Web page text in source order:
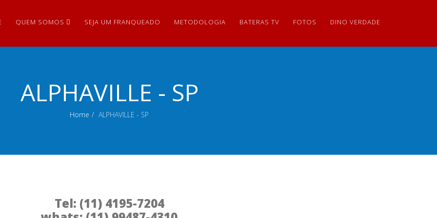
QUEM SOMOS SEJA UM FRANQUEADO METODOLOGIA BATERAS TV FOTOS DINO VERDADE
ALPHAVILLE - SP
Home ALPHAVILLE - SP
Tel: (11) 4195-7204